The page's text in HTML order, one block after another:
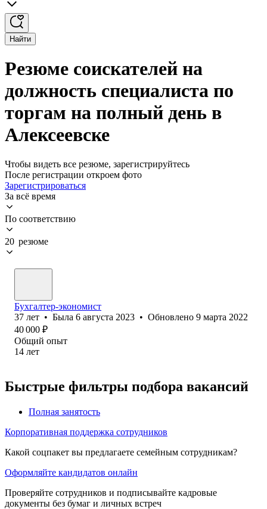
Найти
Резюме соискателей на
должность специалиста по
торгам на полный день в
Алексеевске
Чтобы видеть все резюме, зарегистрируйтесь
После регистрации откроем фото
Зарегистрироваться
За всё время
По соответствию
20 резюме
Бухгалтер-экономист
37 лет • Была 6 августа 2023 • Обновлено 9 марта 2022
40 000 ₽
Общий опыт
14 лет
Быстрые фильтры подбора вакансий
Полная занятость
Корпоративная поддержка сотрудников
Какой соцпакет вы предлагаете семейным сотрудникам?
Оформляйте кандидатов онлайн
Проверяйте сотрудников и подписывайте кадровые
документы без бумаг и личных встреч